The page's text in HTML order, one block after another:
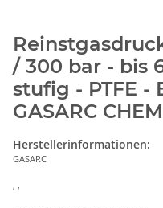
/ 300 bar - bis
stufig - PTFE -
GASARC
Herstellerinformationen:
GASARC